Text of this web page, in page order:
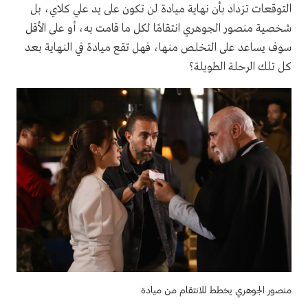
التوقعات تزداد بأن نهاية ميادة لن تكون على يد علي كلاي، بل
شخصية منصور الجوهري انتقامًا لكل ما قامت به، أو على الأقل
سوف يساعد على التخلص منها، فهل تقع ميادة في النهاية بعد
كل تلك الرحلة الطويلة؟
منصور الجوهري يخطط للانتقام من ميادة